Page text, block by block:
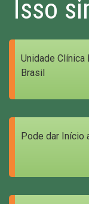
Isso
Unidade
Brasil
Pode dar Início